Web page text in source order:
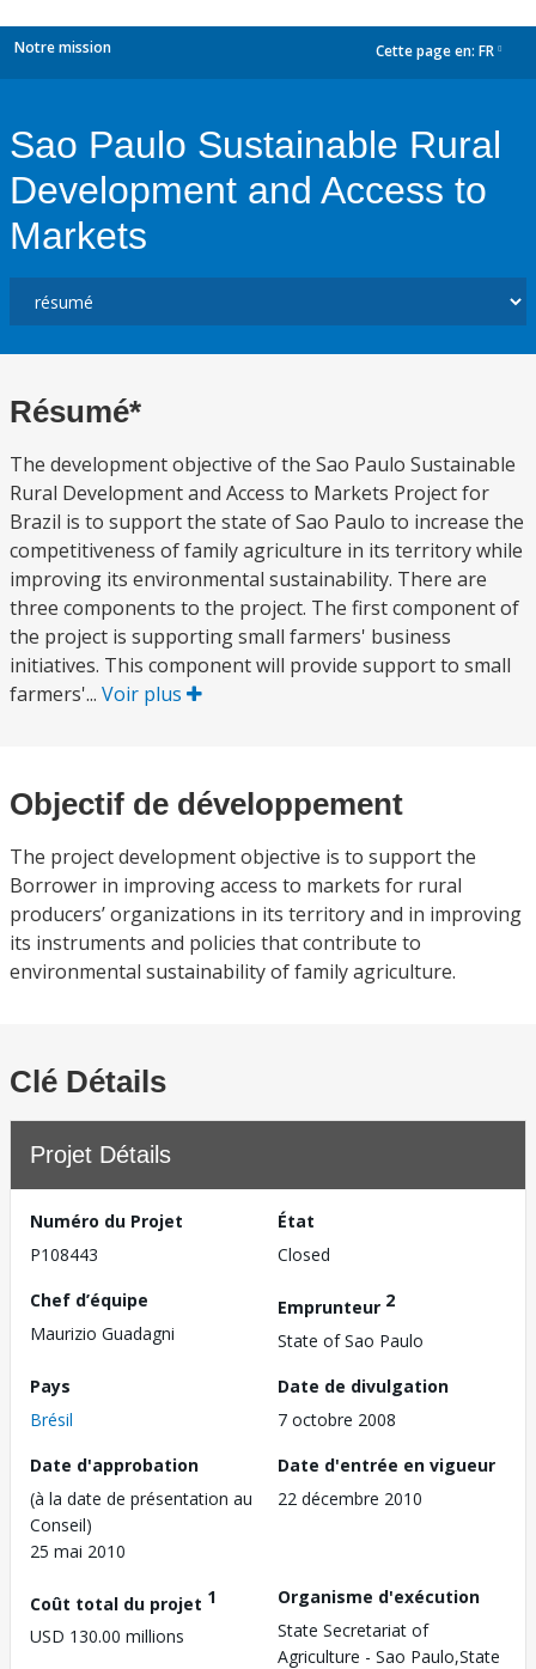
Notre mission Cette page en: FR
Sao Paulo Sustainable Rural
Development and Access to
Markets
Résumé*
The development objective of the Sao Paulo Sustainable
Rural Development and Access to Markets Project for
Brazil is to support the state of Sao Paulo to increase the
competitiveness of family agriculture in its territory while
improving its environmental sustainability. There are
three components to the project. The first component of
the project is supporting small farmers' business
initiatives. This component will provide support to small
farmers'... Voir plus
Objectif de développement
The project development objective is to support the
Borrower in improving access to markets for rural
producers’ organizations in its territory and in improving
its instruments and policies that contribute to
environmental sustainability of family agriculture.
Clé Détails
Projet Détails
Numéro du Projet
P108443
État
Closed
Chef d’équipe
Maurizio Guadagni
Emprunteur 2
State of Sao Paulo
Pays
Brésil
Date de divulgation
7 octobre 2008
Date d'approbation
(à la date de présentation au
Conseil)
25 mai 2010
Date d'entrée en vigueur
22 décembre 2010
Coût total du projet 1
USD 130.00 millions
Organisme d'exécution
State Secretariat of
Agriculture - Sao Paulo,State